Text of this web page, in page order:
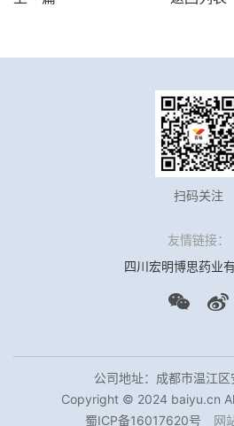
扫码关注
友情链接：
四川宏明博思药业
公司地址：成都市温江
Copyright © 2024 baiyu.cn
蜀ICP备16017620号
网